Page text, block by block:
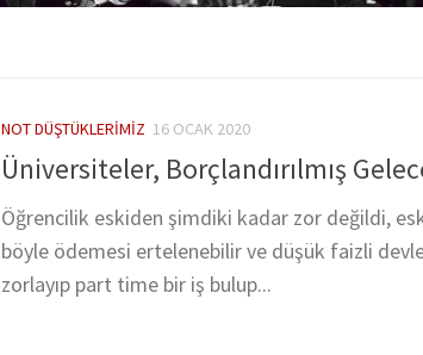
NOT DÜŞTÜKLERIMIZ 16 OCAK 2020
Üniversiteler, Borçlandırılmış
Öğrencilik eskiden şimdiki kadar zor değildi,
böyle ödemesi ertelenebilir ve düşük faizli
zorlayıp part time bir iş bulup...